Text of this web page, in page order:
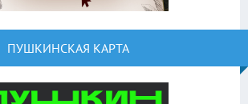
ПУШКИНСКАЯ КАРТА